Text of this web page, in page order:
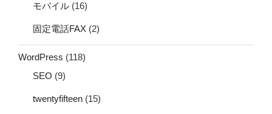
モバイル (16)
固定電話FAX (2)
WordPress (118)
SEO (9)
twentyfifteen (15)